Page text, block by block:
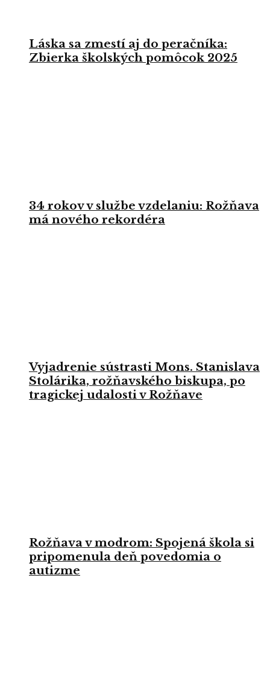
Láska sa zmestí aj do peračníka:
Zbierka školských pomôcok 2025
34 rokov v službe vzdelaniu: Rožňava
má nového rekordéra
Vyjadrenie sústrasti Mons. Stanislava
Stolárika, rožňavského biskupa, po
tragickej udalosti v Rožňave
Rožňava v modrom: Spojená škola si
pripomenula deň povedomia o
autizme